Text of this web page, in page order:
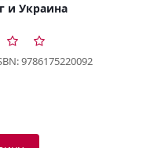
и Украина
9786175220092